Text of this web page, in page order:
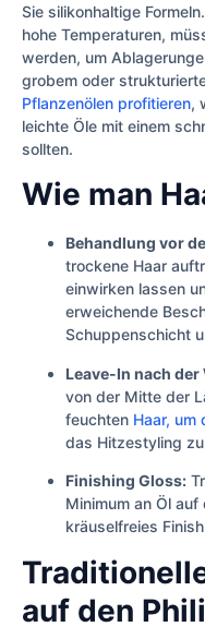
Sie silikonhaltige
hohe Temperaturen,
werden, um
grobem oder
Pflanzenölen profitieren,
leichte Öle mit einem
sollten.
Wie man
Behandlung vor
trockene Haar
einwirken lassen
erweichende
Schuppenschicht
Leave-In nach der
von der Mitte der
feuchten Haar, um
das Hitzestyling
Finishing Gloss:
Minimum an Öl
kräuselfreies
auf den